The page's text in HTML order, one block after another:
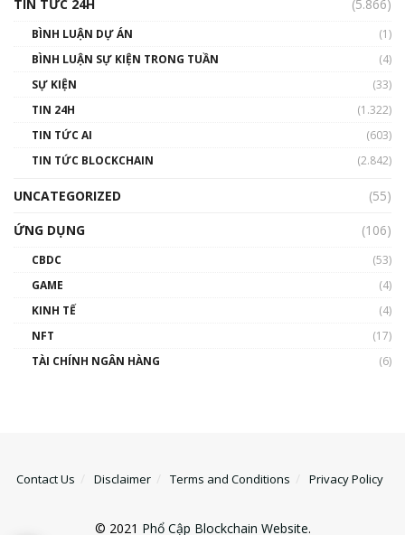
TIN TỨC 24H
(5.866)
BÌNH LUẬN DỰ ÁN
(1)
BÌNH LUẬN SỰ KIỆN TRONG TUẦN
(4)
SỰ KIỆN
(33)
TIN 24H
(1.322)
TIN TỨC AI
(603)
TIN TỨC BLOCKCHAIN
(2.842)
UNCATEGORIZED
(55)
ỨNG DỤNG
(106)
CBDC
(53)
GAME
(4)
KINH TẾ
(4)
NFT
(17)
TÀI CHÍNH NGÂN HÀNG
(6)
Contact Us Disclaimer Terms and Conditions Privacy Policy
© 2021 Phổ Cập Blockchain Website.